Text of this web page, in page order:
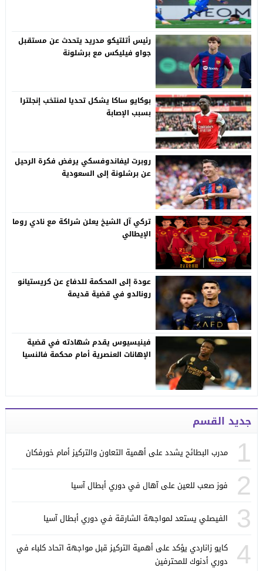
رئيس أتلتيكو مدريد يتحدث عن مستقبل
جواو فيليكس مع برشلونة
بوكايو ساكا يشكل تحديا لمنتخب إنجلترا
بسبب الإصابة
روبرت ليفاندوفسكي يرفض فكرة الرحيل
عن برشلونة إلى السعودية
تركي آل الشيخ يعلن شراكة مع نادي روما
الإيطالي
عودة إلى المحكمة للدفاع عن كريستيانو
رونالدو في قضية قديمة
فينيسيوس يقدم شهادته في قضية
الإهانات العنصرية أمام محكمة فالنسيا
جديد القسم
1 مدرب البطائح يشدد على أهمية التعاون والتركيز أمام خورفكان
2 فوز صعب للعين على آهال في دوري أبطال آسيا
3 الفيصلي يستعد لمواجهة الشارقة في دوري أبطال آسيا
4
كايو زاناردي يؤكد على أهمية التركيز قبل مواجهة اتحاد كلباء في
دوري أدنوك للمحترفين